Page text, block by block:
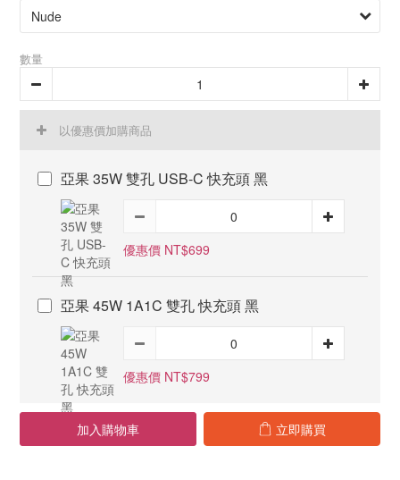
數量
以優惠價加購商品
亞果 35W 雙孔 USB-C 快充頭 黑
優惠價 NT$699
亞果 45W 1A1C 雙孔 快充頭 黑
優惠價 NT$799
加入購物車 立即購買